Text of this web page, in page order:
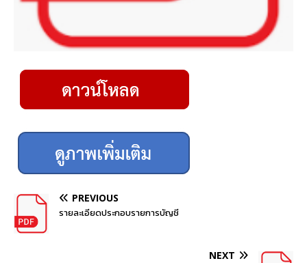
PREVIOUS
รายละเอียดประกอบรายการบัญชี
NEXT